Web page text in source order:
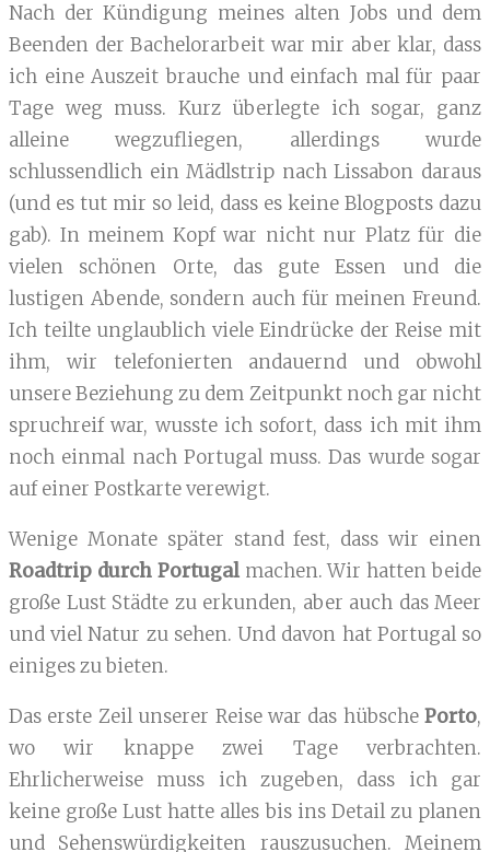
Nach der Kündigung meines alten Jobs und dem
Beenden der Bachelorarbeit war mir aber klar, dass
ich eine Auszeit brauche und einfach mal für paar
Tage weg muss. Kurz überlegte ich sogar, ganz
alleine wegzufliegen, allerdings wurde
schlussendlich ein Mädlstrip nach Lissabon daraus
(und es tut mir so leid, dass es keine Blogposts dazu
gab). In meinem Kopf war nicht nur Platz für die
vielen schönen Orte, das gute Essen und die
lustigen Abende, sondern auch für meinen Freund.
Ich teilte unglaublich viele Eindrücke der Reise mit
ihm, wir telefonierten andauernd und obwohl
unsere Beziehung zu dem Zeitpunkt noch gar nicht
spruchreif war, wusste ich sofort, dass ich mit ihm
noch einmal nach Portugal muss. Das wurde sogar
auf einer Postkarte verewigt.
Wenige Monate später stand fest, dass wir einen
Roadtrip durch Portugalmachen. Wir hatten beide
große Lust Städte zu erkunden, aber auch das Meer
und viel Natur zu sehen. Und davon hat Portugal so
einiges zu bieten.
Das erste Zeil unserer Reise war das hübsche Porto,
wo wir knappe zwei Tage verbrachten.
Ehrlicherweise muss ich zugeben, dass ich gar
keine große Lust hatte alles bis ins Detail zu planen
und Sehenswürdigkeiten rauszusuchen. Meinem